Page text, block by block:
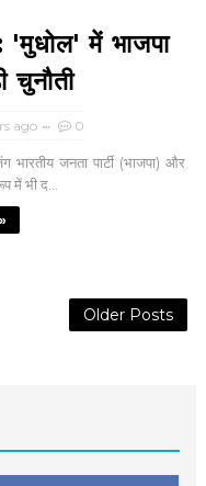
'मुधोल' में भाजपा
चुनौती
ago 0
भारतीय जनता पार्टी (भाजपा) और
में भी द...
Older Posts